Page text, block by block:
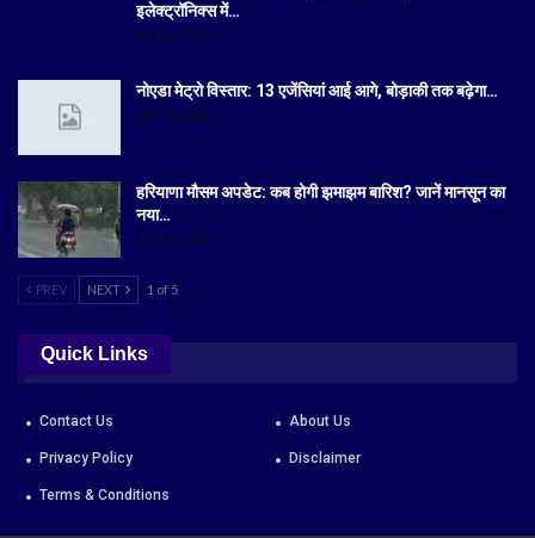
इलेक्ट्रॉनिक्स में…
Aug 6, 2026
नोएडा मेट्रो विस्तार: 13 एजेंसियां आई आगे, बोड़ाकी तक बढ़ेगा…
Jul 19, 2026
हरियाणा मौसम अपडेट: कब होगी झमाझम बारिश? जानें मानसून का
नया…
Jul 18, 2026
PREV NEXT 1 of 5
Quick Links
Contact Us About Us
Privacy Policy Disclaimer
Terms & Conditions